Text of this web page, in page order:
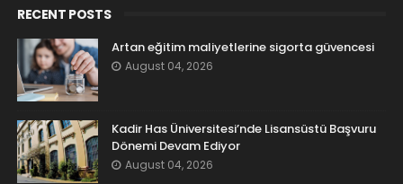
RECENT POSTS
Artan eğitim maliyetlerine sigorta güvencesi
August 04, 2026
Kadir Has Üniversitesi’nde Lisansüstü Başvuru
Dönemi Devam Ediyor
August 04, 2026